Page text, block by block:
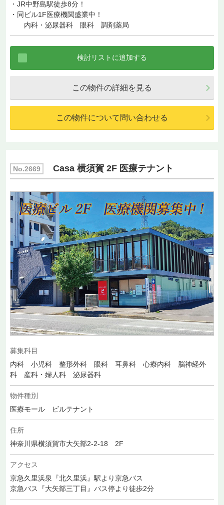
・JR中野島駅徒歩8分！
・同ビル1F医療機関盛業中！
内科・泌尿器科 眼科 調剤薬局
この物件の詳細を見る
この物件について問い合わせる
No.2669 Casa 横須賀 2F 医療テナント
募集科目
内科 小児科 整形外科 眼科 耳鼻科 心療内科 脳神経外
科 産科・婦人科 泌尿器科
物件種別
医療モール ビルテナント
住所
神奈川県横須賀市大矢部2-2-18 2F
アクセス
京急久里浜泉『北久里浜』駅より京急バス
京急バス『大矢部三丁目』バス停より徒歩2分